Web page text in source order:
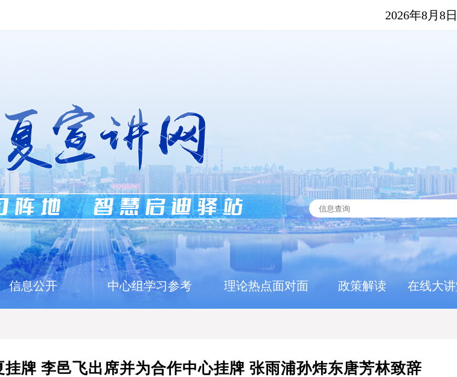
2026年8月8
信息公开 中心组学习参考 理论热点面对面 政策解读 在线大
牌 李邑飞出席并为合作中心挂牌 张雨浦孙炜东唐芳林致辞